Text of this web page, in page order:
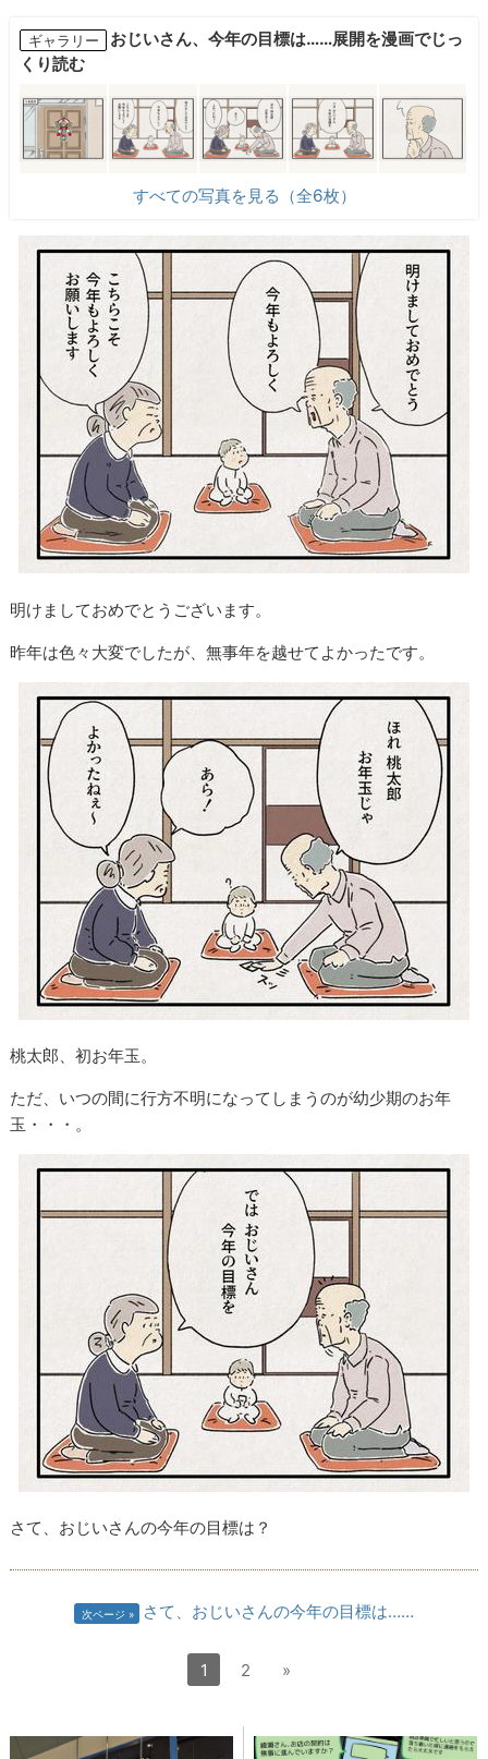
ギャラリー
おじいさん、今年の目標は……展開を漫画でじっ
くり読む
すべての写真を見る（全6枚）
明けましておめでとうございます。
昨年は色々大変でしたが、無事年を越せてよかったです。
桃太郎、初お年玉。
ただ、いつの間に行方不明になってしまうのが幼少期のお年
玉・・・。
さて、おじいさんの今年の目標は？
次ページ さて、おじいさんの今年の目標は……
1 2 »